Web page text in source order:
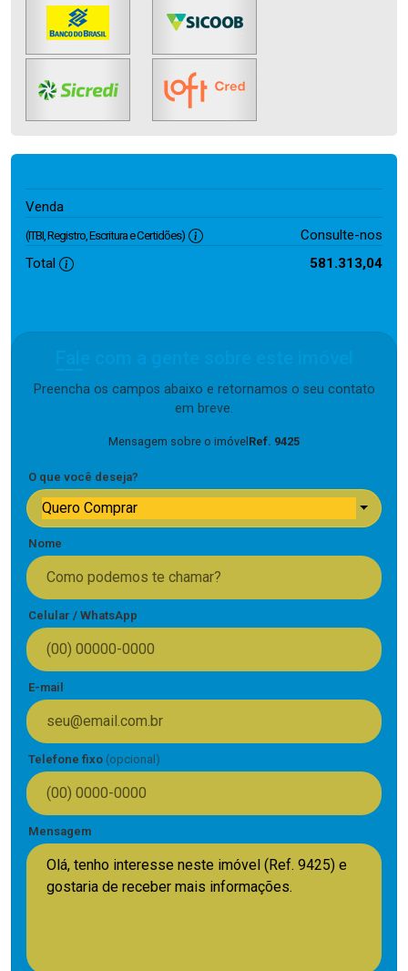
Venda
(ITBI, Registro, Escritura e Certidões)
Consulte-nos
Total
581.313,04
Preencha os campos abaixo e retornamos o seu contato
em breve.
Mensagem sobre o imóvel Ref. 9425
O que você deseja?
Quero Comprar
Nome
Celular / WhatsApp
E-mail
Telefone fixo (opcional)
Mensagem